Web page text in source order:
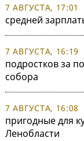
7 АВГУСТА, 17:01
средней
7 АВГУСТА, 16:19
подростков за
собора
7 АВГУСТА, 16:08
пригодные для
Ленобласти